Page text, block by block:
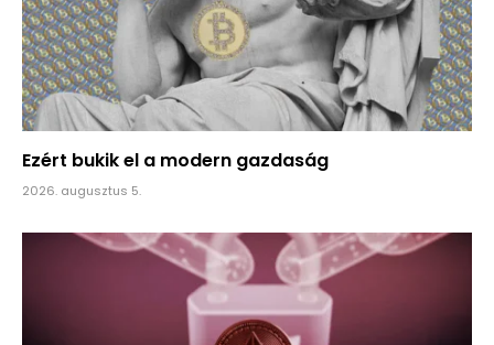
Ezért bukik el a modern gazdaság
2026. augusztus 5.